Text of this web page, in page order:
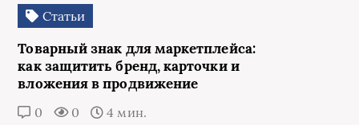
Статьи
Товарный знак для маркетплейса:
как защитить бренд, карточки и
вложения в продвижение
0 0 4 мин.